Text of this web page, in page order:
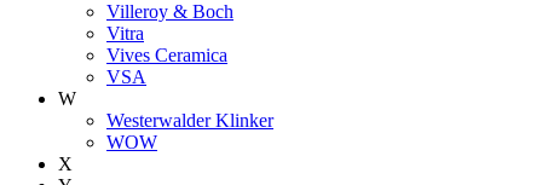
Villeroy & Boch
Vitra
Vives Ceramica
VSA
W
Westerwalder Klinker
WOW
X